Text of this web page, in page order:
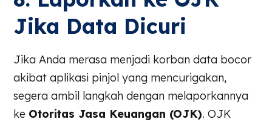
Jika Data Dicuri
Jika Anda merasa menjadi korban data bocor
akibat aplikasi pinjol yang mencurigakan,
segera ambil langkah dengan melaporkannya
ke Otoritas Jasa Keuangan (OJK). OJK